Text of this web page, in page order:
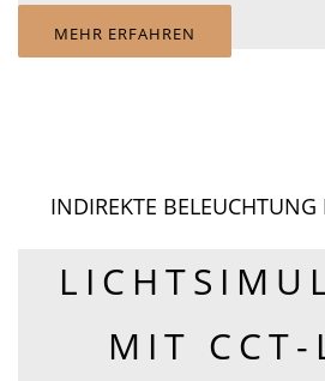
MEHR ERFAHREN
INDIREKTE BELEUCHTUNG
MIT CCT-